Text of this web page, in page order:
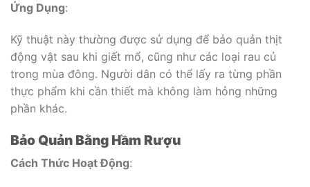
Ứng Dụng:
Kỹ thuật này thường được sử dụng để bảo quản thịt
động vật sau khi giết mổ, cũng như các loại rau củ
trong mùa đông. Người dân có thể lấy ra từng phần
thực phẩm khi cần thiết mà không làm hỏng những
phần khác.
Bảo Quản Bằng Hầm Rượu
Cách Thức Hoạt Động: